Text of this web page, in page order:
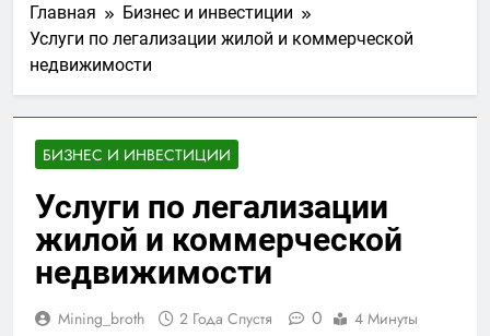
Главная
Бизнес и инвестиции
Услуги по легализации жилой и коммерческой
недвижимости
БИЗНЕС И ИНВЕСТИЦИИ
Услуги по легализации
жилой и коммерческой
недвижимости
Mining_broth 2 Года Спустя 0 4 Минуты